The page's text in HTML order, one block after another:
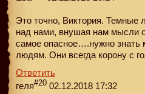
Это точно, Виктория. Темные
над нами, внушая нам мысли
самое опасное….нужно знать
людям. Они всегда корону с
Ответить
геля#20 02.12.2018 17:32